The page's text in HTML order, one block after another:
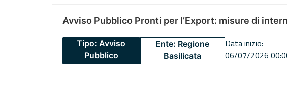
Avviso Pubblico Pronti per l’Export: misure di
Tipo: Avviso
Pubblico
Ente: Regione
Basilicata
Data inizio:
06/07/2026